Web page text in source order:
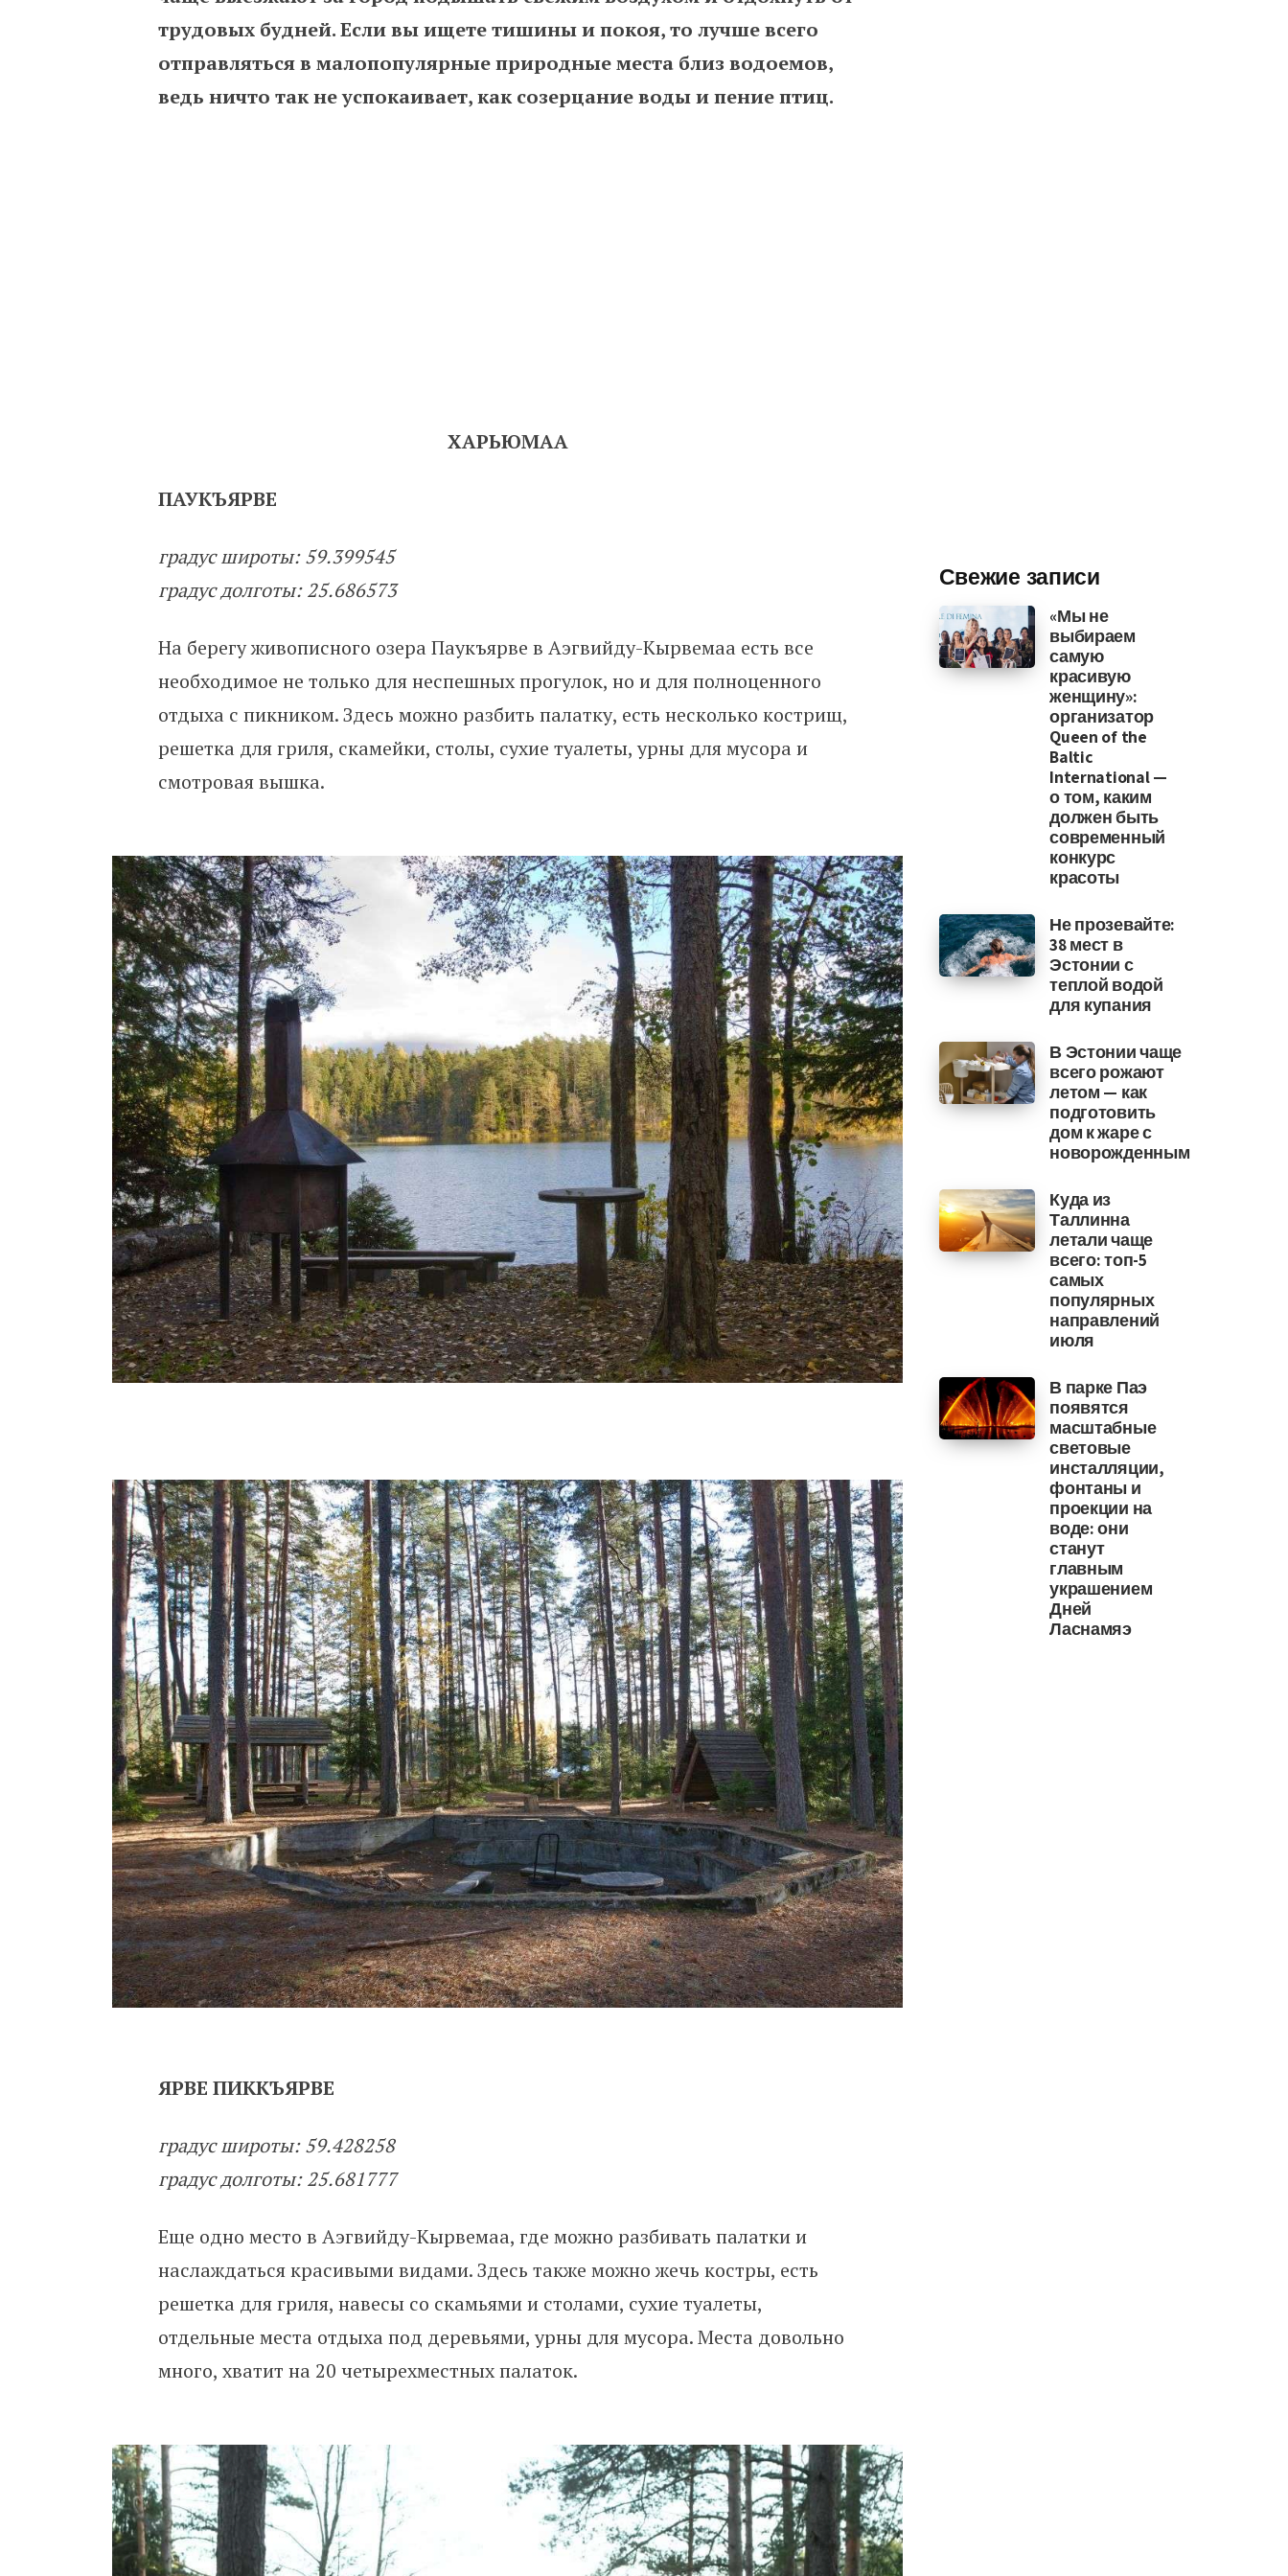
трудовых будней. Если вы ищете тишины и покоя, то лучше всего
отправляться в малопопулярные природные места близ водоемов,
ведь ничто так не успокаивает, как созерцание воды и пение птиц.
ХАРЬЮМАА
ПАУКЪЯРВЕ
градус широты: 59.399545
градус долготы: 25.686573
На берегу живописного озера Паукъярве в Аэгвийду-Кырвемаа есть все
необходимое не только для неспешных прогулок, но и для полноценного
отдыха с пикником. Здесь можно разбить палатку, есть несколько кострищ,
решетка для гриля, скамейки, столы, сухие туалеты, урны для мусора и
смотровая вышка.
ЯРВЕ ПИККЪЯРВЕ
градус широты: 59.428258
градус долготы: 25.681777
Еще одно место в Аэгвийду-Кырвемаа, где можно разбивать палатки и
наслаждаться красивыми видами. Здесь также можно жечь костры, есть
решетка для гриля, навесы со скамьями и столами, сухие туалеты,
отдельные места отдыха под деревьями, урны для мусора. Места довольно
много, хватит на 20 четырехместных палаток.
Свежие записи
«Мы не
выбираем
самую
красивую
женщину»:
организатор
Queen of the
Baltic
International —
о том, каким
должен быть
современный
конкурс
красоты
Не прозевайте:
38 мест в
Эстонии с
теплой водой
для купания
В Эстонии чаще
всего рожают
летом — как
подготовить
дом к жаре с
новорожденным
Куда из
Таллинна
летали чаще
всего: топ-5
самых
популярных
направлений
июля
В парке Паэ
появятся
масштабные
световые
инсталляции,
фонтаны и
проекции на
воде: они
станут
главным
украшением
Дней
Ласнамяэ